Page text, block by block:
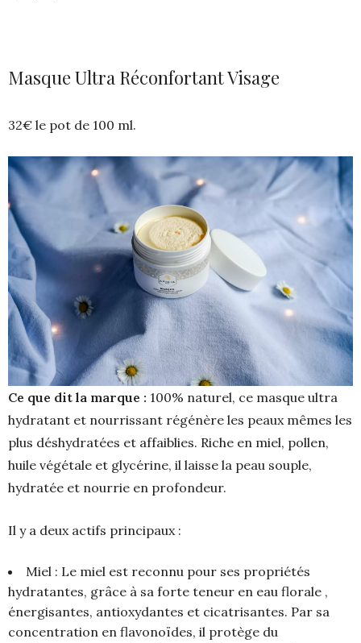
Masque Ultra Réconfortant Visage
32€ le pot de 100 ml.
Ce que dit la marque : 100% naturel, ce masque ultra
hydratant et nourrissant régénère les peaux mêmes les
plus déshydratées et affaiblies. Riche en miel, pollen,
huile végétale et glycérine, il laisse la peau souple,
hydratée et nourrie en profondeur.
Il y a deux actifs principaux :
Miel : Le miel est reconnu pour ses propriétés
hydratantes, grâce à sa forte teneur en eau florale ,
énergisantes, antioxydantes et cicatrisantes. Par sa
concentration en flavonoïdes, il protège du